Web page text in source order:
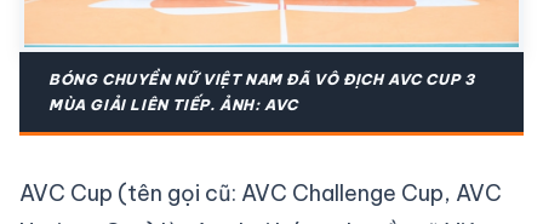
BÓNG CHUYỀN NỮ VIỆT NAM ĐÃ VÔ ĐỊCH AVC CUP 3
MÙA GIẢI LIÊN TIẾP. ẢNH: AVC
AVC Cup (tên gọi cũ: AVC Challenge Cup, AVC